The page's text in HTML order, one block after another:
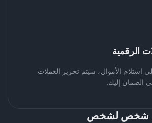
استلام الأموال، سيتم تحرير العملات
الضمان إليك.
من شخص لشخص